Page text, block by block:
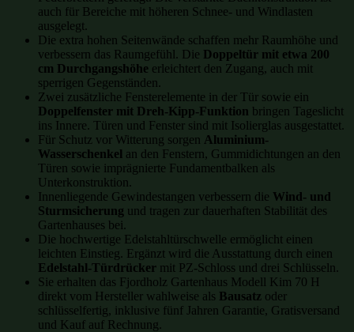
auch für Bereiche mit höheren Schnee- und Windlasten
ausgelegt.
Die extra hohen Seitenwände schaffen mehr Raumhöhe und
verbessern das Raumgefühl. Die Doppeltür mit etwa 200
cm Durchgangshöhe erleichtert den Zugang, auch mit
sperrigen Gegenständen.
Zwei zusätzliche Fensterelemente in der Tür sowie ein
Doppelfenster mit Dreh-Kipp-Funktion bringen Tageslicht
ins Innere. Türen und Fenster sind mit Isolierglas ausgestattet.
Für Schutz vor Witterung sorgen Aluminium-
Wasserschenkel an den Fenstern, Gummidichtungen an den
Türen sowie imprägnierte Fundamentbalken als
Unterkonstruktion.
Innenliegende Gewindestangen verbessern die Wind- und
Sturmsicherung und tragen zur dauerhaften Stabilität des
Gartenhauses bei.
Die hochwertige Edelstahltürschwelle ermöglicht einen
leichten Einstieg. Ergänzt wird die Ausstattung durch einen
Edelstahl-Türdrücker mit PZ-Schloss und drei Schlüsseln.
Sie erhalten das Fjordholz Gartenhaus Modell Kim 70 H
direkt vom Hersteller wahlweise als Bausatz oder
schlüsselfertig, inklusive fünf Jahren Garantie, Gratisversand
und Kauf auf Rechnung.